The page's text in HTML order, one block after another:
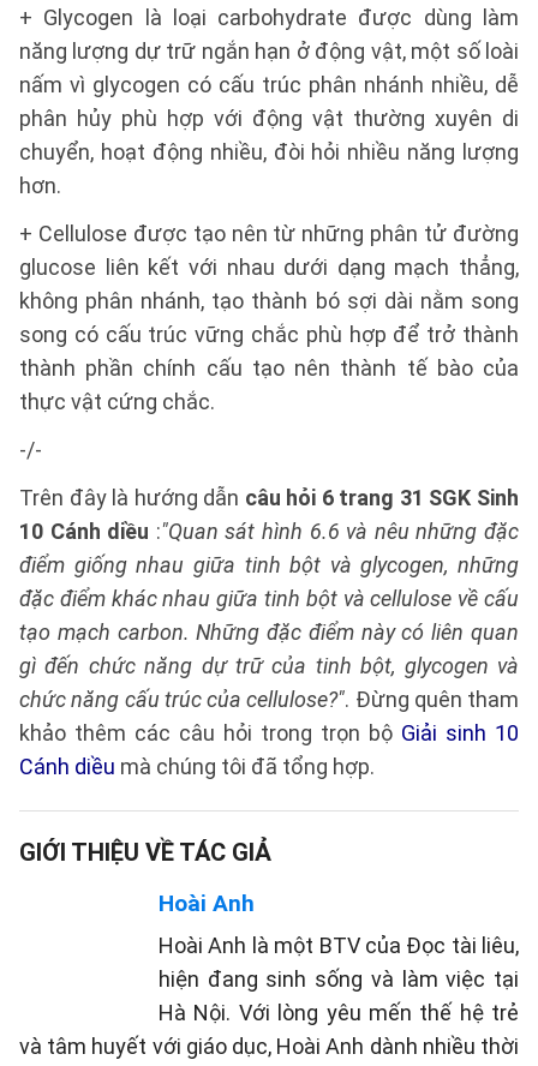
+ Glycogen là loại carbohydrate được dùng làm
năng lượng dự trữ ngắn hạn ở động vật, một số loài
nấm vì glycogen có cấu trúc phân nhánh nhiều, dễ
phân hủy phù hợp với động vật thường xuyên di
chuyển, hoạt động nhiều, đòi hỏi nhiều năng lượng
hơn.
+ Cellulose được tạo nên từ những phân tử đường
glucose liên kết với nhau dưới dạng mạch thẳng,
không phân nhánh, tạo thành bó sợi dài nằm song
song có cấu trúc vững chắc phù hợp để trở thành
thành phần chính cấu tạo nên thành tế bào của
thực vật cứng chắc.
-/-
Trên đây là hướng dẫn câu hỏi 6 trang 31 SGK Sinh
10 Cánh diều :"Quan sát hình 6.6 và nêu những đặc
điểm giống nhau giữa tinh bột và glycogen, những
đặc điểm khác nhau giữa tinh bột và cellulose về cấu
tạo mạch carbon. Những đặc điểm này có liên quan
gì đến chức năng dự trữ của tinh bột, glycogen và
chức năng cấu trúc của cellulose?". Đừng quên tham
khảo thêm các câu hỏi trong trọn bộ Giải sinh 10
Cánh diều mà chúng tôi đã tổng hợp.
GIỚI THIỆU VỀ TÁC GIẢ
Hoài Anh
Hoài Anh là một BTV của Đọc tài liêu,
hiện đang sinh sống và làm việc tại
Hà Nội. Với lòng yêu mến thế hệ trẻ
và tâm huyết với giáo dục, Hoài Anh dành nhiều thời